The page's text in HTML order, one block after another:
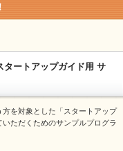
タートアップガイド用 サ
を対象とした「スタートアップ
ただくためのサンプルプログラ